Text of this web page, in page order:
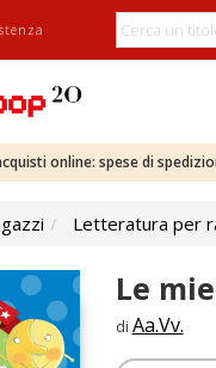
online: spese di
Letteratura per
Le
di Aa.Vv.